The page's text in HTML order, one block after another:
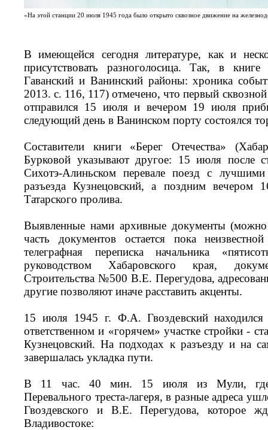
«На этой станции 20 июля 1945 года было открыто сквозное движение на
В имеющейся сегодня литературе, как и
присутствовать разноголосица. Так, в
Гаванский и Ванинский районы: хроника
2013. с. 116, 117) отмечено, что первый
отправился 15 июля и вечером 19 июля
следующий день в Ванинском порту состоялся
Составители книги «Берег Отечества»
Бурковой указывают другое: 15 июля после
Сихотэ-Алиньском перевале поезд с лучшими
разъезда Кузнецовский, а поздним
Татарского пролива.
Выявленные нами архивные документы (можно
часть документов остается пока
телеграфная переписка начальника
руководством Хабаровского края,
Строительства №500 В.Е. Перегудова,
другие позволяют иначе расставить акценты.
15 июля 1945 г. Ф.А. Гвоздевский
ответственном и «горячем» участке стройки -
Кузнецовский. На подходах к разъезду и на
завершалась укладка пути.
В 11 час. 40 мин. 15 июля из Мули, где
Перевального треста-лагеря, в разные адреса
Гвоздевского и В.Е. Перегудова, которое
Владивостоке: